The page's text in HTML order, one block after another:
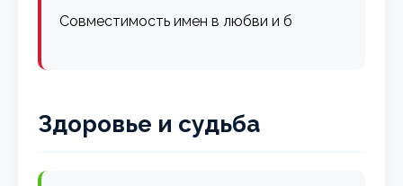
Совместимость имен в любви и б
Здоровье и судьба